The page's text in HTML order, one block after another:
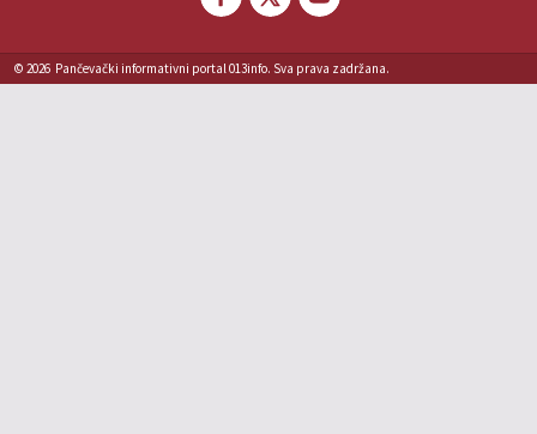
© 2026 Pančevački informativni portal 013info. Sva prava zadržana.